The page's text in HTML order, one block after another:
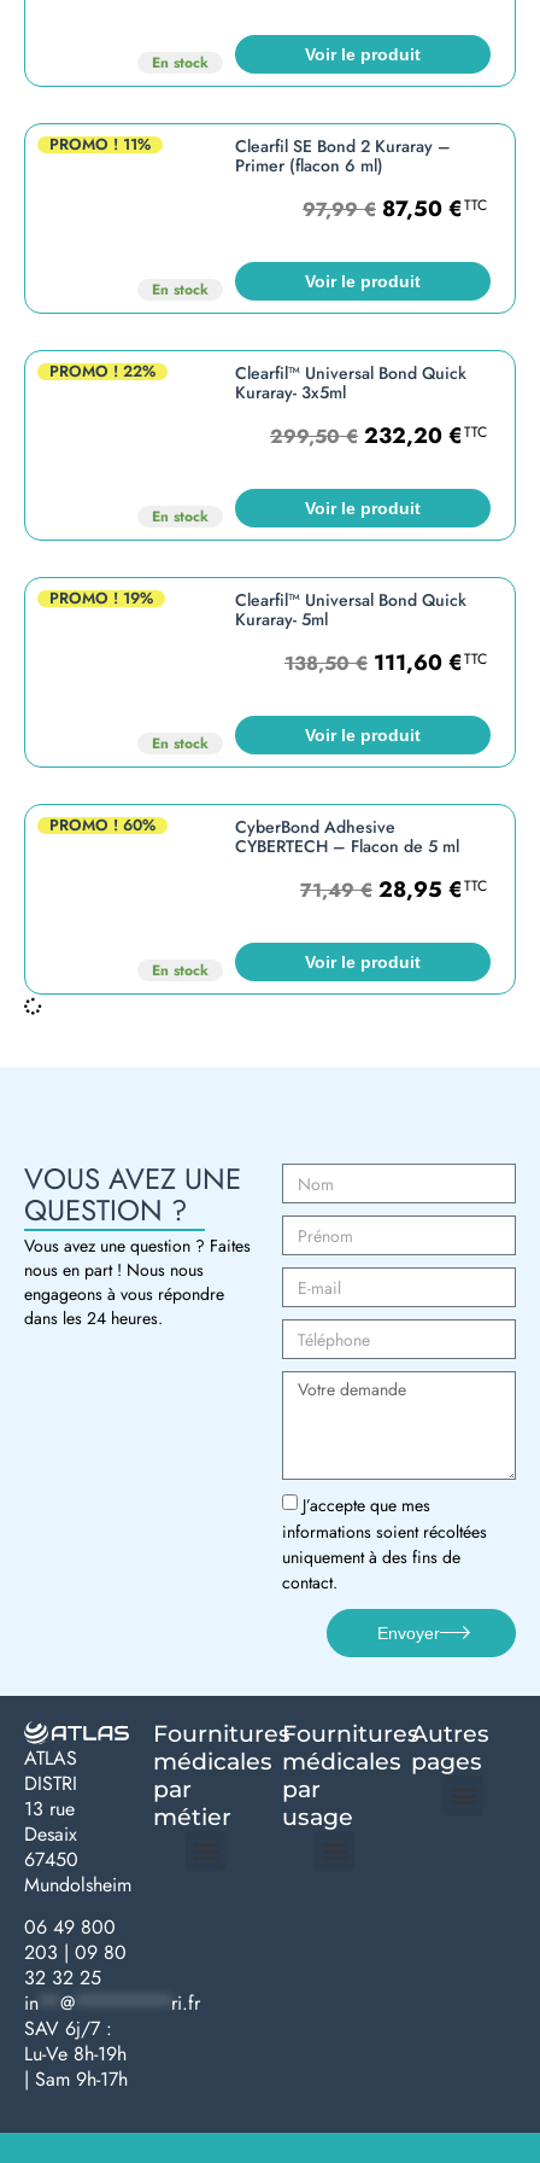
En stock Voir le produit
PROMO ! 11%
En stock
Clearfil SE Bond 2 Kuraray –
Primer (flacon 6 ml)
97,99€ 87,50€TTC
Voir le produit
PROMO ! 22%
En stock
Clearfil™ Universal Bond Quick
Kuraray- 3x5ml
299,50€ 232,20€TTC
Voir le produit
PROMO ! 19%
En stock
Clearfil™ Universal Bond Quick
Kuraray- 5ml
138,50€ 111,60€TTC
Voir le produit
PROMO ! 60%
En stock
CyberBond Adhesive
CYBERTECH – Flacon de 5 ml
71,49€ 28,95 €TTC
Voir le produit
VOUS AVEZ UNE
QUESTION ?
Vous avez une question ? Faites
nous en part ! Nous nous
engageons à vous répondre
dans les 24 heures.
J’accepte que mes
informations soient récoltées
uniquement à des fins de
contact.
Envoyer
ATLAS
DISTRI
13 rue
Desaix
67450
Mundolsheim
06 49 800
203 | 09 80
32 32 25
in
@
ri.fr
SAV 6j/7 :
Lu-Ve 8h-19h
| Sam 9h-17h
Fournitures
médicales
par
métier
Fournitures
médicales
par
usage ​
Autres
pages